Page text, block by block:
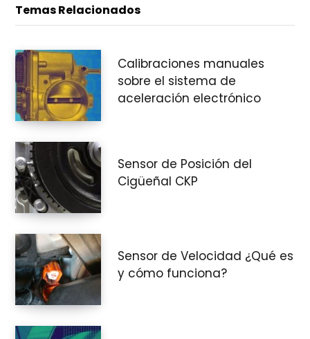
Temas Relacionados
Calibraciones manuales
sobre el sistema de
aceleración electrónico
Sensor de Posición del
Cigüeñal CKP
Sensor de Velocidad ¿Qué es
y cómo funciona?